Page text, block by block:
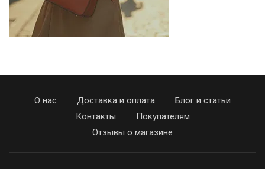
О нас Доставка и оплата
Блог и статьи
Контакты
Покупателям
Отзывы о магазине